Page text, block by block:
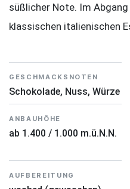
süßlicher Note. Im
klassischen italienischen
GESCHMACKSNOTEN
Schokolade, Nuss, Würze
ANBAUHÖHE
ab 1.400 / 1.000 m.ü.N.N.
AUFBEREITUNG